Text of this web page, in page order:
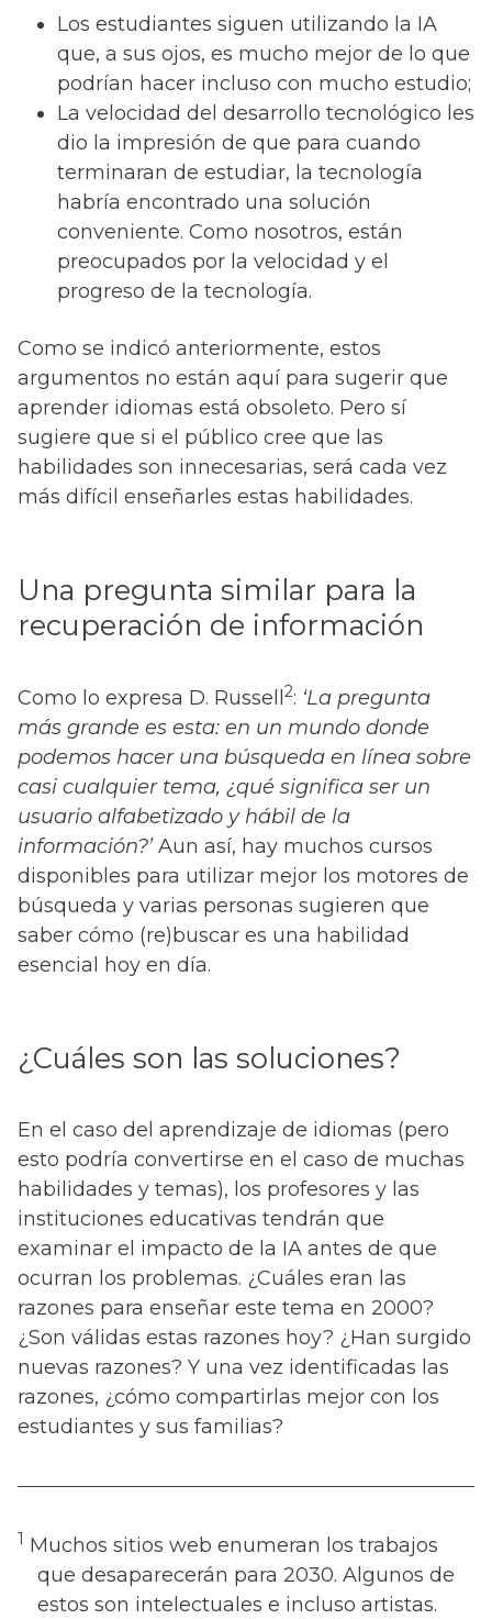
Los estudiantes siguen utilizando la IA
que, a sus ojos, es mucho mejor de lo que
podrían hacer incluso con mucho estudio;
La velocidad del desarrollo tecnológico les
dio la impresión de que para cuando
terminaran de estudiar, la tecnología
habría encontrado una solución
conveniente. Como nosotros, están
preocupados por la velocidad y el
progreso de la tecnología.
Como se indicó anteriormente, estos
argumentos no están aquí para sugerir que
aprender idiomas está obsoleto. Pero sí
sugiere que si el público cree que las
habilidades son innecesarias, será cada vez
más difícil enseñarles estas habilidades.
Una pregunta similar para la
recuperación de información
Como lo expresa D. Russell 2: ‘La pregunta
más grande es esta: en un mundo donde
podemos hacer una búsqueda en línea sobre
casi cualquier tema, ¿qué significa ser un
usuario alfabetizado y hábil de la
información?’Aun así, hay muchos cursos
disponibles para utilizar mejor los motores de
búsqueda y varias personas sugieren que
saber cómo (re)buscar es una habilidad
esencial hoy en día.
¿Cuáles son las soluciones?
En el caso del aprendizaje de idiomas (pero
esto podría convertirse en el caso de muchas
habilidades y temas), los profesores y las
instituciones educativas tendrán que
examinar el impacto de la IA antes de que
ocurran los problemas. ¿Cuáles eran las
razones para enseñar este tema en 2000?
¿Son válidas estas razones hoy? ¿Han surgido
nuevas razones? Y una vez identificadas las
razones, ¿cómo compartirlas mejor con los
estudiantes y sus familias?
1 Muchos sitios web enumeran los trabajos
que desaparecerán para 2030. Algunos de
estos son intelectuales e incluso artistas.